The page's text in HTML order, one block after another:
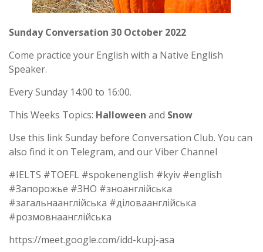
Sunday Conversation 30 October 2022
Come practice your English with a Native English
Speaker.
Every Sunday 14:00 to 16:00.
This Weeks Topics: Halloween and Snow
Use this link Sunday before Conversation Club. You can
also find it on Telegram, and our Viber Channel
#IELTS #TOEFL #spokenenglish #kyiv #english
#Запорожье #ЗНО #зноанглійська
#загальнаанглійська #діловаанглійська
#розмовнаанглійська
https://meet.google.com/idd-kupj-asa